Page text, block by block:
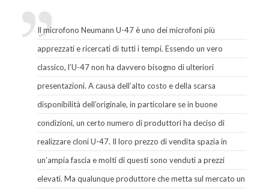
Il microfono Neumann U-47 è uno dei microfoni più
apprezzati e ricercati di tutti i tempi. Essendo un vero
classico, l’U-47 non ha davvero bisogno di ulteriori
presentazioni. A causa dell’alto costo e della scarsa
disponibilità dell’originale, in particolare se in buone
condizioni, un certo numero di produttori ha deciso di
realizzare cloni U-47. Il loro prezzo di vendita spazia in
un’ampia fascia e molti di questi sono venduti a prezzi
elevati. Ma qualunque produttore che metta sul mercato un